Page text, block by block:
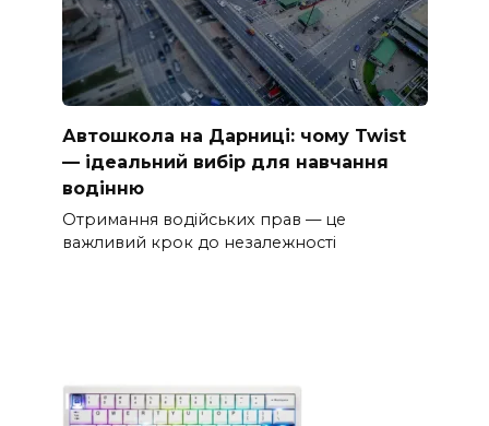
Автошкола на Дарниці: чому Twist
— ідеальний вибір для навчання
водінню
Отримання водійських прав — це
важливий крок до незалежності